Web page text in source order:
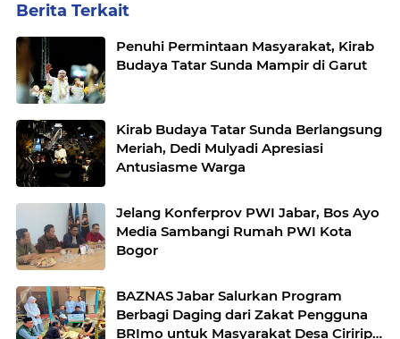
Berita Terkait
Penuhi Permintaan Masyarakat, Kirab
Budaya Tatar Sunda Mampir di Garut
Kirab Budaya Tatar Sunda Berlangsung
Meriah, Dedi Mulyadi Apresiasi
Antusiasme Warga
Jelang Konferprov PWI Jabar, Bos Ayo
Media Sambangi Rumah PWI Kota
Bogor
BAZNAS Jabar Salurkan Program
Berbagi Daging dari Zakat Pengguna
BRImo untuk Masyarakat Desa Ciririp